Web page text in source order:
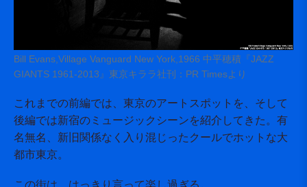
Bill Evans,Village Vanguard New York,1966 中平穂積『JAZZ
GIANTS 1961-2013』東京キララ社刊：PR Timesより
これまでの前編では、東京のアートスポットを、そして
後編では新宿のミュージックシーンを紹介してきた。有
名無名、新旧関係なく入り混じったクールでホットな大
都市東京。